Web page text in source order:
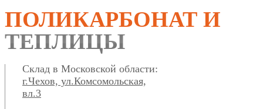
ПОЛИКАРБОНАТ И
ТЕПЛИЦЫ
Склад в Московской области:
г.Чехов, ул.Комсомольская,
вл.3